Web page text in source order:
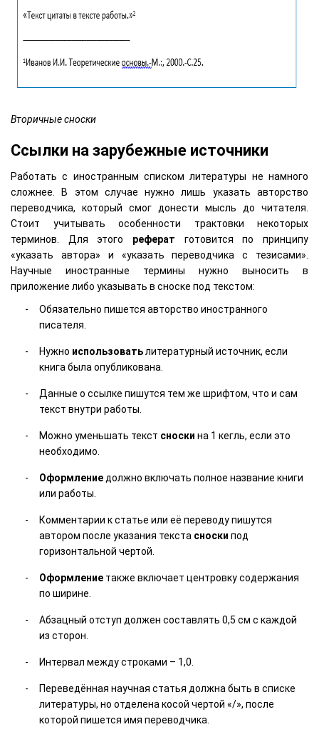
Вторичные сноски
Ссылки на зарубежные источники
Работать с иностранным списком литературы не намного
сложнее. В этом случае нужно лишь указать авторство
переводчика, который смог донести мысль до читателя.
Стоит учитывать особенности трактовки некоторых
терминов. Для этого реферат готовится по принципу
«указать автора» и «указать переводчика с тезисами».
Научные иностранные термины нужно выносить в
приложение либо указывать в сноске под текстом:
Обязательно пишется авторство иностранного
писателя.
Нужно использоватьлитературный источник, если
книга была опубликована.
Данные о ссылке пишутся тем же шрифтом, что и сам
текст внутри работы.
Можно уменьшать текст сноски на 1 кегль, если это
необходимо.
Оформление должно включать полное название книги
или работы.
Комментарии к статье или её переводу пишутся
автором после указания текста сноски под
горизонтальной чертой.
Оформление также включает центровку содержания
по ширине.
Абзацный отступ должен составлять 0,5 см с каждой
из сторон.
Интервал между строками – 1,0.
Переведённая научная статья должна быть в списке
литературы, но отделена косой чертой «/», после
которой пишется имя переводчика.